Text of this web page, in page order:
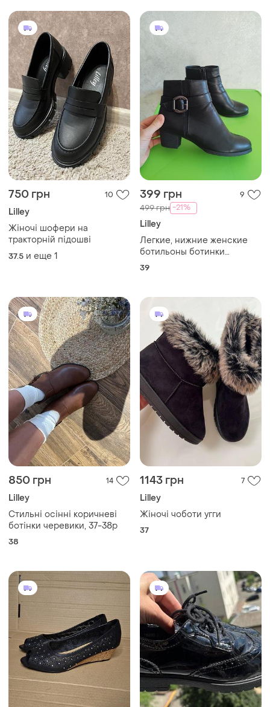
750 грн 10
Lilley
Жіночі шофери на
тракторній підошві
37.5 и еще 1
399 грн 9
499 грн -21%
Lilley
Легкие, нижние женские
ботильоны ботинки
ботинки получёбки 39
39
850 грн 14
Lilley
Стильні осінні коричневі
ботінки черевики, 37-38р
38
1143 грн 7
Lilley
Жіночі чоботи угги
37